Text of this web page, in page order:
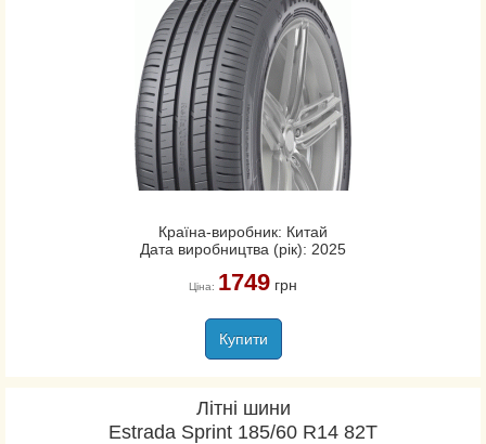
Країна-виробник: Китай
Дата виробництва (рік): 2025
Ціна: 1749грн
Купити
Літні шини
Estrada Sprint 185/60 R14 82T